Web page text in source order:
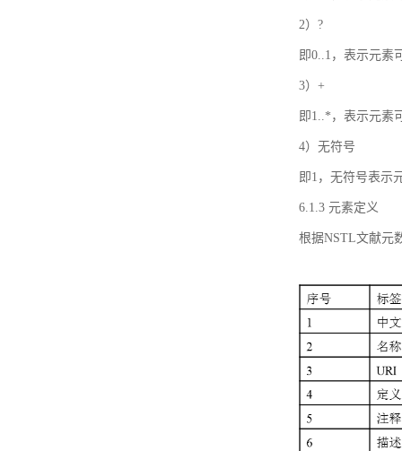
2）?
即0..1，表示元素
3）+
即1..*，表示元素
4）无符号
即1，无符号表示
6.1.3 元素定义
根据NSTL文献元